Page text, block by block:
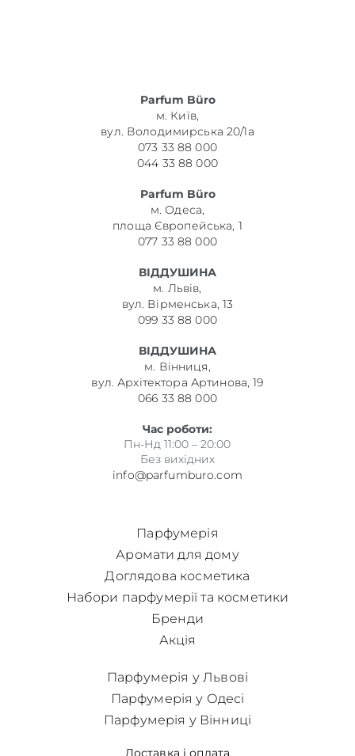
Parfum Büro
м. Київ,
вул. Володимирська 20/1а
073 33 88 000
044 33 88 000
Parfum Büro
м. Одеса,
площа Європейська, 1
077 33 88 000
ВІДДУШИНА
м. Львів,
вул. Вірменська, 13
099 33 88 000
ВІДДУШИНА
м. Вінниця,
вул. Архітектора Артинова, 19
066 33 88 000
Час роботи:
Пн-Нд 11:00 – 20:00
Без вихідних
info@parfumburo.com
Парфумерія
Аромати для дому
Доглядова косметика
Набори парфумерії та косметики
Бренди
Акція
Доставка і оплата
Парфумерія у Львові
Парфумерія у Одесі
Парфумерія у Вінниці